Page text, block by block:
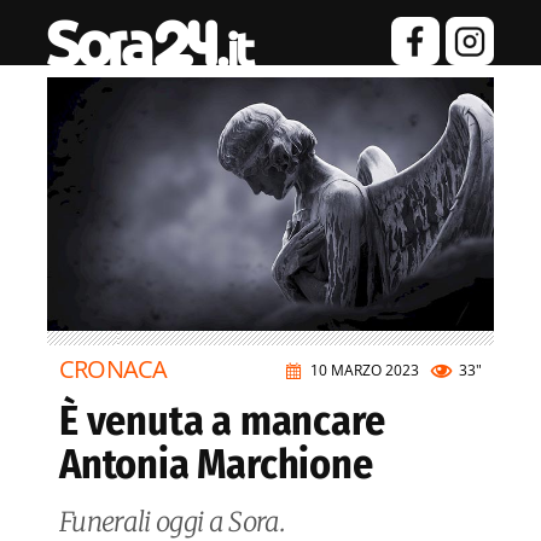
10 MARZO 2023 33"
CRONACA
È venuta a mancare
Antonia Marchione
Funerali oggi a Sora.